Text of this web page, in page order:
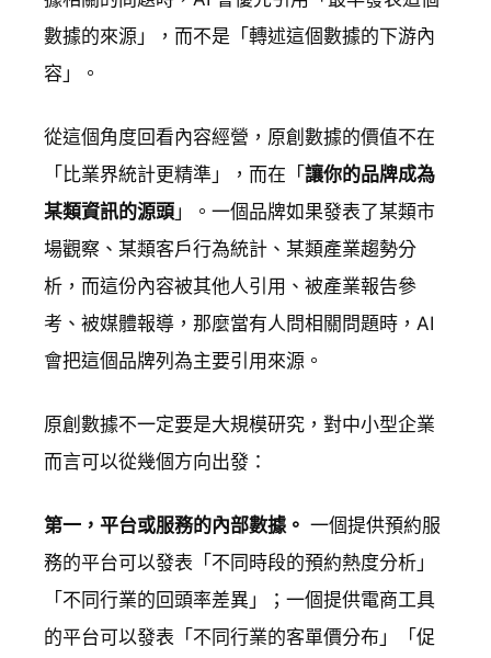
數據的來源」，而不是「轉述這個數據的下游內
容」。
從這個角度回看內容經營，原創數據的價值不在
「比業界統計更精準」，而在「 讓你的品牌成為
某類資訊的源頭 」。一個品牌如果發表了某類市
場觀察、某類客戶行為統計、某類產業趨勢分
析，而這份內容被其他人引用、被產業報告參
考、被媒體報導，那麼當有人問相關問題時，AI
會把這個品牌列為主要引用來源。
原創數據不一定要是大規模研究，對中小型企業
而言可以從幾個方向出發：
第一，平台或服務的內部數據。 一個提供預約服
務的平台可以發表「不同時段的預約熱度分析」
「不同行業的回頭率差異」；一個提供電商工具
的平台可以發表「不同行業的客單價分布」「促